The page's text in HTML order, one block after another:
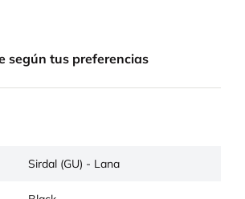
según tus preferencias
Sirdal (GU) - Lana